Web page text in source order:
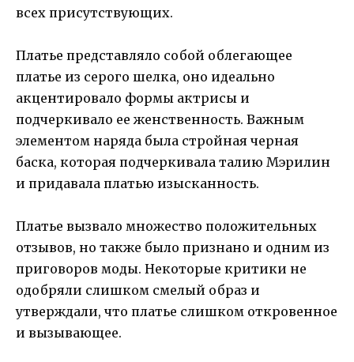
всех присутствующих.
Платье представляло собой облегающее
платье из серого шелка, оно идеально
акцентировало формы актрисы и
подчеркивало ее женственность. Важным
элементом наряда была стройная черная
баска, которая подчеркивала талию Мэрилин
и придавала платью изысканность.
Платье вызвало множество положительных
отзывов, но также было признано и одним из
приговоров моды. Некоторые критики не
одобряли слишком смелый образ и
утверждали, что платье слишком откровенное
и вызывающее.